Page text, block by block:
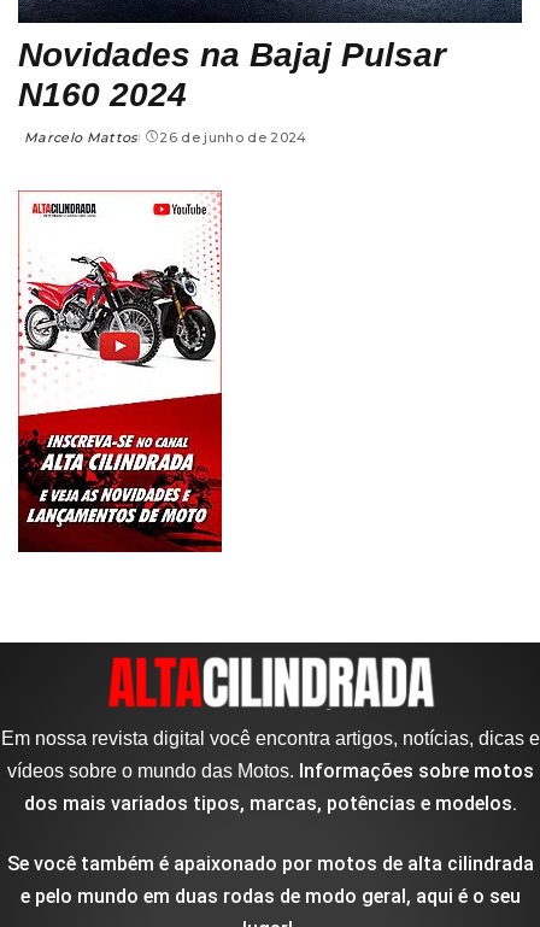
Novidades na Bajaj Pulsar
N160 2024
Marcelo Mattos 26 de junho de 2024
Em nossa revista digital você encontra artigos, notícias, dicas e
vídeos sobre o mundo das Motos. Informações sobre motos
dos mais variados tipos, marcas, potências e modelos.
Se você também é apaixonado por motos de alta cilindrada
e pelo mundo em duas rodas de modo geral, aqui é o seu